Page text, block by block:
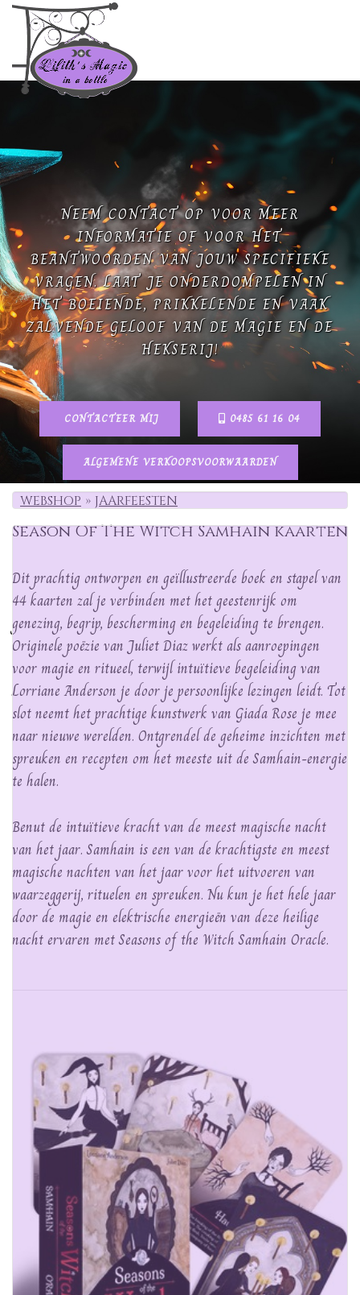
NEEM CONTACT OP VOOR MEER
INFORMATIE OF VOOR HET
BEANTWOORDEN VAN JOUW SPECIFIEKE
VRAGEN. LAAT JE ONDERDOMPELEN IN
HET BOEIENDE, PRIKKELENDE EN VAAK
ZALVENDE GELOOF VAN DE MAGIE EN DE
HEKSERIJ!
CONTACTEER MIJ 0485 61 16 04
ALGEMENE VERKOOPSVOORWAARDEN
WEBSHOP JAARFEESTEN
Season Of The Witch Samhain kaarten
Dit prachtig ontworpen en geïllustreerde boek en stapel van
44 kaarten zal je verbinden met het geestenrijk om
genezing, begrip, bescherming en begeleiding te brengen.
Originele poëzie van Juliet Diaz werkt als aanroepingen
voor magie en ritueel, terwijl intuïtieve begeleiding van
Lorriane Anderson je door je persoonlijke lezingen leidt. Tot
slot neemt het prachtige kunstwerk van Giada Rose je mee
naar nieuwe werelden. Ontgrendel de geheime inzichten met
spreuken en recepten om het meeste uit de Samhain-energie
te halen.
Benut de intuïtieve kracht van de meest magische nacht
van het jaar. Samhain is een van de krachtigste en meest
magische nachten van het jaar voor het uitvoeren van
waarzeggerij, rituelen en spreuken. Nu kun je het hele jaar
door de magie en elektrische energieën van deze heilige
nacht ervaren met Seasons of the Witch Samhain Oracle.